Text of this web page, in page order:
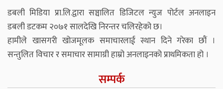
डबली मिडिया प्रा.लि.द्वारा सञ्चालित डिजिटल न्युज पोर्टल अनलाइन
डबली डटकम २०७१ सालदेखि निरन्तर चलिरहेको छ।
हामीले खासगरी खोजमूलक समाचारलाई स्थान दिने गरेका छौं ।
सन्तुलित विचार र समाचार सामाग्री हाम्रो अनलाइनको प्राथमिकता हो ।
सम्पर्क